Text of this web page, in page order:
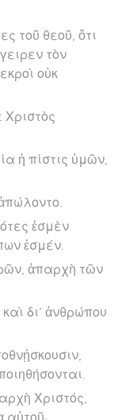
τοῦ θεοῦ, ὅτι
τὸν
οὐκ
Χριστὸς
ἡ πίστις ὑμῶν,
ἐσμὲν
ἐσμέν.
ἀπαρχὴ τῶν
δι’ ἀνθρώπου
Χριστός,
αὐτοῦ·